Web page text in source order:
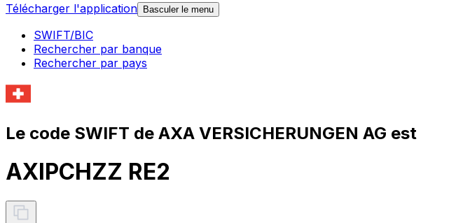
Télécharger l'application Basculer le menu
SWIFT/BIC
Rechercher par banque
Rechercher par pays
Le code SWIFT de AXA VERSICHERUNGEN AG est
AXIPCHZZ RE2